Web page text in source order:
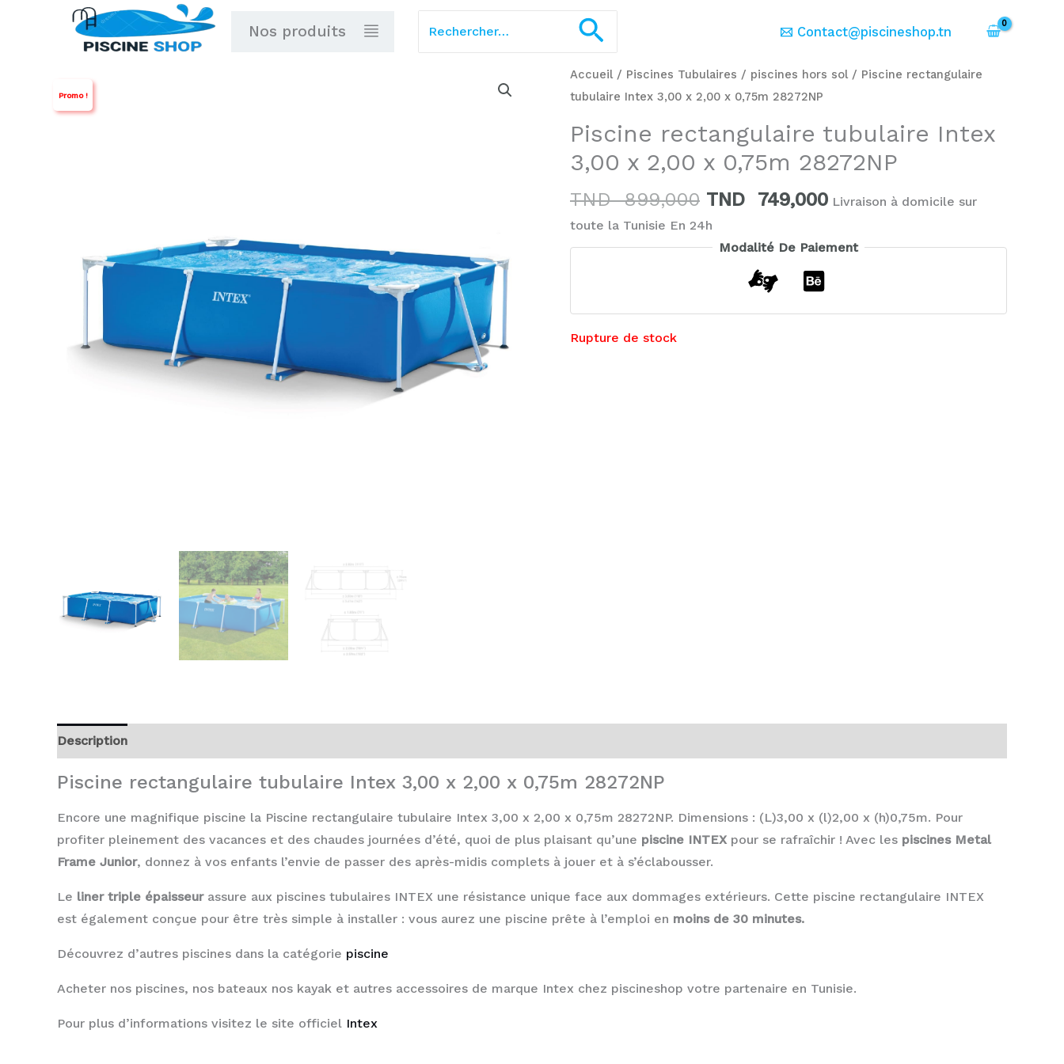
Nos produits Rechercher Contact@piscineshop.tn
Promo !
Accueil / Piscines Tubulaires / piscines hors sol / Piscine rectangulaire
tubulaire Intex 3,00 x 2,00 x 0,75m 28272NP
Piscine rectangulaire tubulaire Intex
3,00 x 2,00 x 0,75m 28272NP
TND899,000
Le
prix
était :
TND
TND 749,000
Le
est :
TND
Livraison à domicile sur
toute la Tunisie En 24h
Modalité De Paiement
Rupture de stock
Description
Piscine rectangulaire tubulaire Intex 3,00 x 2,00 x 0,75m 28272NP
Encore une magnifique piscine la Piscine rectangulaire tubulaire Intex 3,00 x 2,00 x 0,75m 28272NP. Dimensions : (L)3,00 x (l)2,00 x (h)0,75m. Pour
profiter pleinement des vacances et des chaudes journées d’été, quoi de plus plaisant qu’une piscine INTEX pour se rafraîchir ! Avec les piscines Metal
Frame Junior, donnez à vos enfants l’envie de passer des après-midis complets à jouer et à s’éclabousser.
Le liner triple épaisseurassure aux piscines tubulaires INTEX une résistance unique face aux dommages extérieurs. Cette piscine rectangulaire INTEX
est également conçue pour être très simple à installer : vous aurez une piscine prête à l’emploi en moins de 30 minutes.
Découvrez d’autres piscines dans la catégorie piscine
Acheter nos piscines, nos bateaux nos kayak et autres accessoires de marque Intex chez piscineshop votre partenaire en Tunisie.
Pour plus d’informations visitez le site officiel Intex